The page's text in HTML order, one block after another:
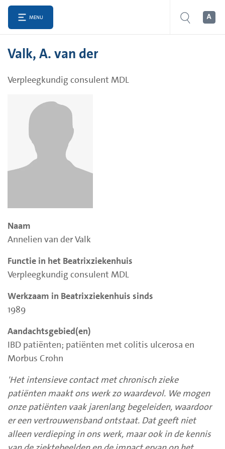
MENU
Valk, A. van der
Verpleegkundig consulent MDL
Naam
Annelien van der Valk
Functie in het Beatrixziekenhuis
Verpleegkundig consulent MDL
Werkzaam in Beatrixziekenhuis sinds
1989
Aandachtsgebied(en)
IBD patiënten; patiënten met colitis ulcerosa en
Morbus Crohn
'Het intensieve contact met chronisch zieke
patiënten maakt ons werk zo waardevol. We mogen
onze patiënten vaak jarenlang begeleiden, waardoor
er een vertrouwensband ontstaat. Dat geeft niet
alleen verdieping in ons werk, maar ook in de kennis